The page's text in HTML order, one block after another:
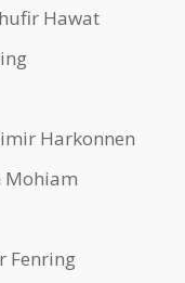
Hawat
Harkonnen
Mohiam
Fenring